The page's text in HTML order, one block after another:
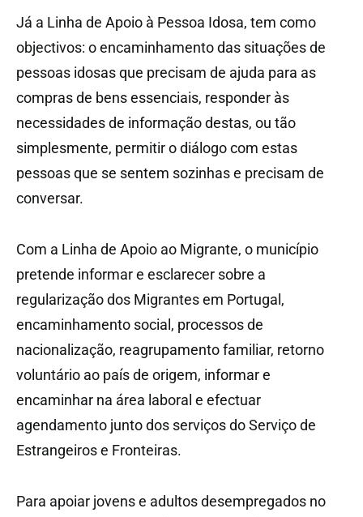
Já a Linha de Apoio à Pessoa Idosa, tem como
objectivos: o encaminhamento das situações de
pessoas idosas que precisam de ajuda para as
compras de bens essenciais, responder às
necessidades de informação destas, ou tão
simplesmente, permitir o diálogo com estas
pessoas que se sentem sozinhas e precisam de
conversar.
Com a Linha de Apoio ao Migrante, o município
pretende informar e esclarecer sobre a
regularização dos Migrantes em Portugal,
encaminhamento social, processos de
nacionalização, reagrupamento familiar, retorno
voluntário ao país de origem, informar e
encaminhar na área laboral e efectuar
agendamento junto dos serviços do Serviço de
Estrangeiros e Fronteiras.
Para apoiar jovens e adultos desempregados no